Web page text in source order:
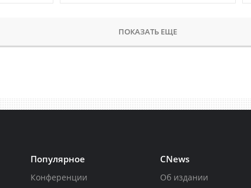
ПОКАЗАТЬ ЕЩЕ
Популярное
Конференции
CNews
Об издании